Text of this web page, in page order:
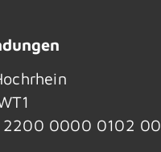
2200 0000 0102 00